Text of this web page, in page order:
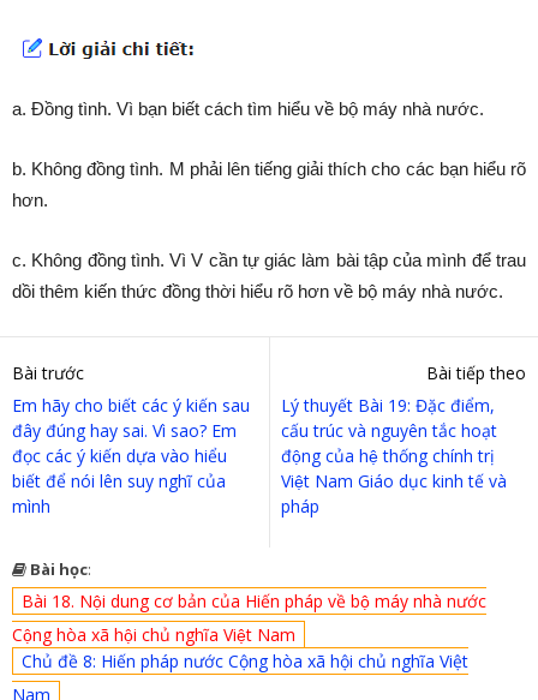
a. Đồng tình. Vì bạn biết cách tìm hiểu về bộ máy nhà nước.
b. Không đồng tình. M phải lên tiếng giải thích cho các bạn hiểu rõ
hơn.
c. Không đồng tình. Vì V cần tự giác làm bài tập của mình để trau
dồi thêm kiến thức đồng thời hiểu rõ hơn về bộ máy nhà nước.
Bài trước
Em hãy cho biết các ý kiến sau
đây đúng hay sai. Vì sao? Em
đọc các ý kiến dựa vào hiểu
biết để nói lên suy nghĩ của
mình
Bài tiếp theo
Lý thuyết Bài 19: Đặc điểm,
cấu trúc và nguyên tắc hoạt
động của hệ thống chính trị
Việt Nam Giáo dục kinh tế và
pháp
Bài học:
Bài 18. Nội dung cơ bản của Hiến pháp về bộ máy nhà nước
Cộng hòa xã hội chủ nghĩa Việt Nam
Chủ đề 8: Hiến pháp nước Cộng hòa xã hội chủ nghĩa Việt
Nam